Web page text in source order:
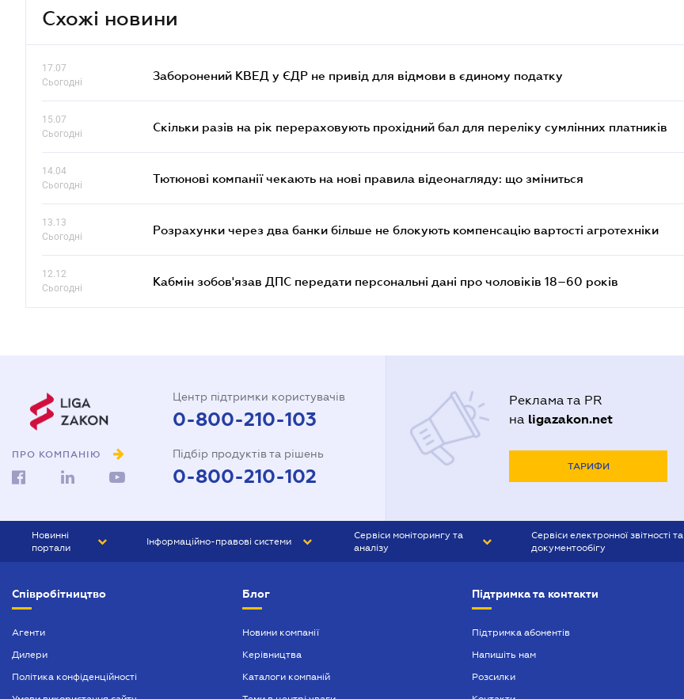
Схожі новини
17.07
Сьогодні
Заборонений КВЕД у ЄДР не привід для відмови в єдиному податку
15.07
Сьогодні
Скільки разів на рік перераховують прохідний бал для переліку сумлінних платників
14.04
Сьогодні
Тютюнові компанії чекають на нові правила відеонагляду: що зміниться
13.13
Сьогодні
Розрахунки через два банки більше не блокують компенсацію вартості агротехніки
12.12
Сьогодні
Кабмін зобов'язав ДПС передати персональні дані про чоловіків 18–60 років
ПРО КОМПАНІЮ
Центр підтримки користувачів
0-800-210-103
Підбір продуктів та рішень
0-800-210-102
Реклама та PR
на ligazakon.net
ТАРИФИ
Новинні
портали
БІЗНЕС
Інформаційно-правові системи
БУХГАЛТЕР ПРОФ
Сервіси моніторингу та
аналізу
Сервіси електронної звітності та
документообігу
Співробітництво
Агенти
Дилери
Політика конфіденційності
Блог
Новини компанії
Керівництва
Каталоги компаній
Підтримка та контакти
Підтримка абонентів
Напишіть нам
Розсилки